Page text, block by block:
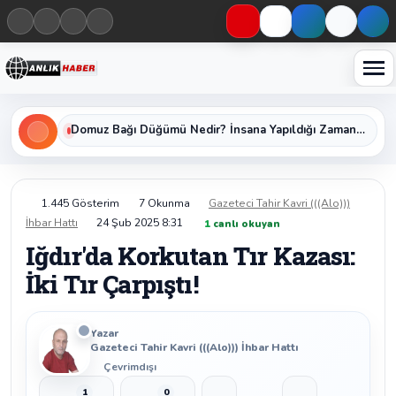
Haberleri keşfet
Üniversiteye Geçişin Anahtarı YKS Nedir, Başvuru Şartları ve Sınav Oturumları Nelerdir?
1.445 Gösterim 7 Okunma
Gazeteci Tahir Kavri (((Alo)))
İhbar Hattı
24 Şub 2025 8:31 1 canlı okuyan
Iğdır'da Korkutan Tır Kazası:
İki Tır Çarpıştı!
Yazar
Gazeteci Tahir Kavri (((Alo))) İhbar Hattı
Çevrimdışı
1 0